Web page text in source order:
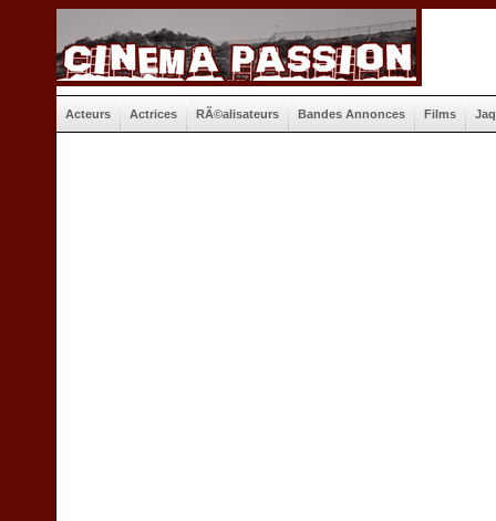
Acteurs Actrices RÃ©alisateurs Bandes Annonces Films